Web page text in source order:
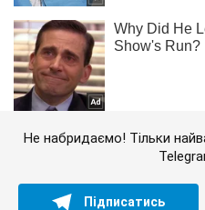
Не набридаємо! Тільки
Підписатись